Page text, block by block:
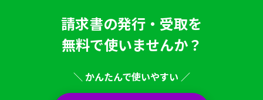
請求書の発行・受取を
無料で使いませんか？
＼ かんたんで使いやすい ／